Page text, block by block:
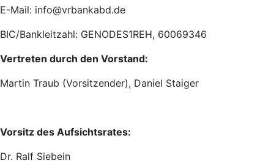
E-Mail: info@vrbankabd.de
BIC/Bankleitzahl: GENODES1REH, 60069346
Vertreten durch den Vorstand:
Martin Traub (Vorsitzender), Daniel Staiger
Vorsitz des Aufsichtsrates:
Dr. Ralf Siebein